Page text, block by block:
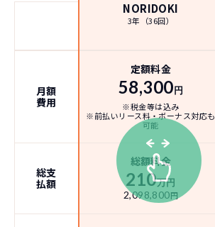
NORIDOKI
3年（36回）
月額
費用
定額料金
58,300円
※税金等は込み
※前払いリース料・ボーナス対応も
可能
総支
払額
総額料金
210万円
2,098,800円